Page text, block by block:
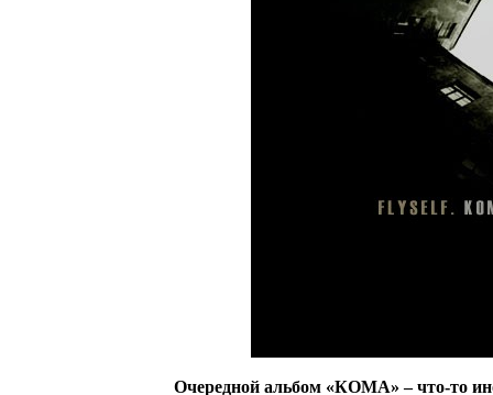
Очередной альбом «КОМА» – что-то